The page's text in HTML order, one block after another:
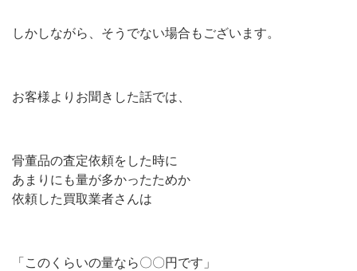
しかしながら、そうでない場合もございます。
お客様よりお聞きした話では、
骨董品の査定依頼をした時に
あまりにも量が多かったためか
依頼した買取業者さんは
「このくらいの量なら〇〇円です」